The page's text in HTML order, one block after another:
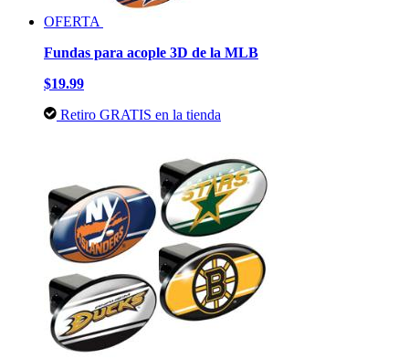
OFERTA
Fundas para acople 3D de la MLB
$19.99
Retiro GRATIS en la tienda